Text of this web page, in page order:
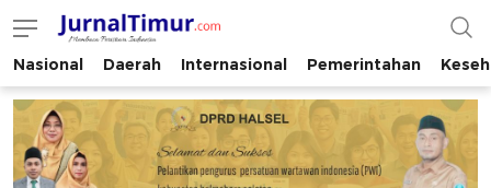
JurnalTimur.com
Membaca Peristiwa Indonesia
Nasional Daerah Internasional Pemerintahan